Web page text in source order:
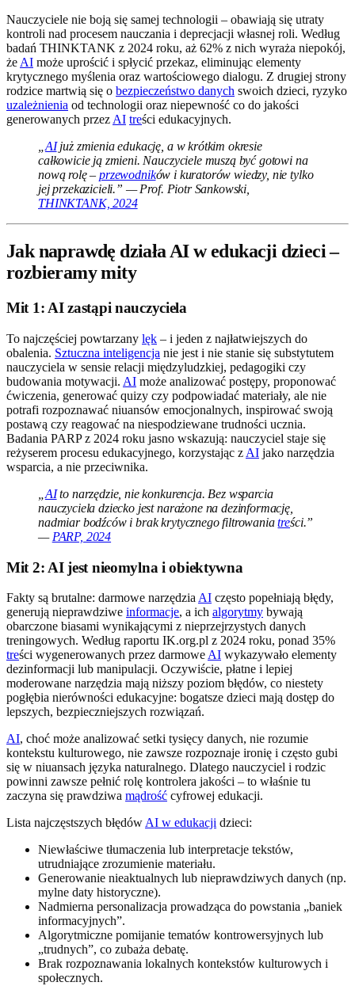
Nauczyciele nie boją się samej technologii – obawiają się utraty
kontroli nad procesem nauczania i deprecjacji własnej roli. Według
badań THINKTANK z 2024 roku, aż 62% z nich wyraża niepokój,
że AI może uprościć i spłycić przekaz, eliminując elementy
krytycznego myślenia oraz wartościowego dialogu. Z drugiej strony
rodzice martwią się o bezpieczeństwo danych swoich dzieci, ryzyko
uzależnienia od technologii oraz niepewność co do jakości
generowanych przez AI treści edukacyjnych.
AIjuż zmienia edukację, a w krótkim okresie
całkowicie ją zmieni. Nauczyciele muszą być gotowi na
nową rolę –przewodników i kuratorów wiedzy, nie tylko
jej przekazicieli.” — Prof. Piotr Sankowski,
THINKTANK, 2024
Jak naprawdę działa AI w edukacji dzieci –
rozbieramy mity
Mit 1: AI zastąpi nauczyciela
To najczęściej powtarzany lęk – i jeden z najłatwiejszych do
obalenia. Sztuczna inteligencja nie jest i nie stanie się substytutem
nauczyciela w sensie relacji międzyludzkiej, pedagogiki czy
budowania motywacji. AI może analizować postępy, proponować
ćwiczenia, generować quizy czy podpowiadać materiały, ale nie
potrafi rozpoznawać niuansów emocjonalnych, inspirować swoją
postawą czy reagować na niespodziewane trudności ucznia.
Badania PARP z 2024 roku jasno wskazują: nauczyciel staje się
reżyserem procesu edukacyjnego, korzystając z AI jako narzędzia
wsparcia, a nie przeciwnika.
AIto narzędzie, nie konkurencja. Bez wsparcia
nauczyciela dziecko jest narażone na dezinformację,
nadmiar bodźców i brak krytycznego filtrowaniatreści.”
— PARP, 2024
Mit 2: AI jest nieomylna i obiektywna
Fakty są brutalne: darmowe narzędzia AI często popełniają błędy,
generują nieprawdziwe informacje, a ich algorytmy bywają
obarczone biasami wynikającymi z nieprzejrzystych danych
treningowych. Według raportu IK.org.pl z 2024 roku, ponad 35%
treści wygenerowanych przez darmowe AI wykazywało elementy
dezinformacji lub manipulacji. Oczywiście, płatne i lepiej
moderowane narzędzia mają niższy poziom błędów, co niestety
pogłębia nierówności edukacyjne: bogatsze dzieci mają dostęp do
lepszych, bezpieczniejszych rozwiązań.
AI, choć może analizować setki tysięcy danych, nie rozumie
kontekstu kulturowego, nie zawsze rozpoznaje ironię i często gubi
się w niuansach języka naturalnego. Dlatego nauczyciel i rodzic
powinni zawsze pełnić rolę kontrolera jakości – to właśnie tu
zaczyna się prawdziwa mądrość cyfrowej edukacji.
Lista najczęstszych błędów AI w edukacji dzieci:
Niewłaściwe tłumaczenia lub interpretacje tekstów,
utrudniające zrozumienie materiału.
Generowanie nieaktualnych lub nieprawdziwych danych (np.
mylne daty historyczne).
Nadmierna personalizacja prowadząca do powstania „baniek
informacyjnych”.
Algorytmiczne pomijanie tematów kontrowersyjnych lub
„trudnych”, co zubaża debatę.
Brak rozpoznawania lokalnych kontekstów kulturowych i
społecznych.